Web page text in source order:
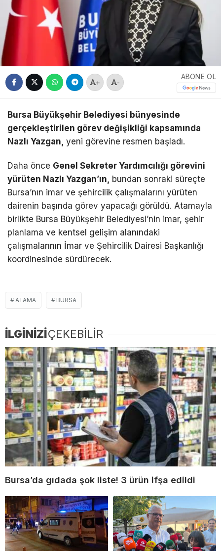
+ -
ABONE OL
Bursa Büyükşehir Belediyesi bünyesinde
gerçekleştirilen görev değişikliği kapsamında
Nazlı Yazgan, yeni görevine resmen başladı.
Daha önce Genel Sekreter Yardımcılığı görevini
yürüten Nazlı Yazgan’ın, bundan sonraki süreçte
Bursa’nın imar ve şehircilik çalışmalarını yürüten
dairenin başında görev yapacağı görüldü. Atamayla
birlikte Bursa Büyükşehir Belediyesi’nin imar, şehir
planlama ve kentsel gelişim alanındaki
çalışmalarının İmar ve Şehircilik Dairesi Başkanlığı
koordinesinde sürdürecek.
ATAMA BURSA
İLGİNİZİÇEKEBİLİR
Bursa’da gıdada şok liste! 3 ürün ifşa edildi